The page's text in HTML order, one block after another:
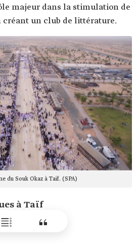
majeur dans la stimulation de
un club de littérature.
du Souk Okaz à Taïf. (SPA)
à Taïf